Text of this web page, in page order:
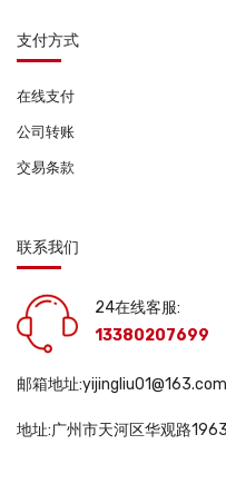
支付方式
在线支付
公司转账
交易条款
联系我们
24在线客服:
13380207699
邮箱地址:yijingliu01@163.com
地址:广州市天河区华观路